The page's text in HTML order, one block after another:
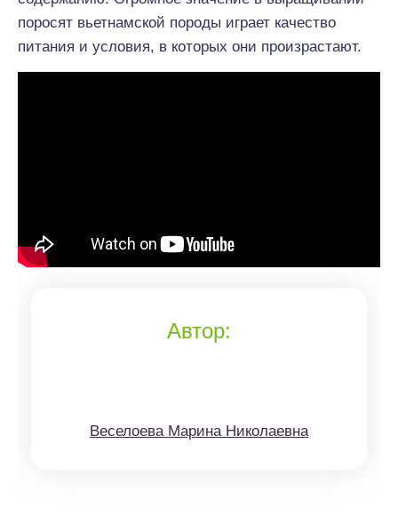
поросят вьетнамской породы играет качество
питания и условия, в которых они произрастают.
Автор:
Веселоева Марина Николаевна